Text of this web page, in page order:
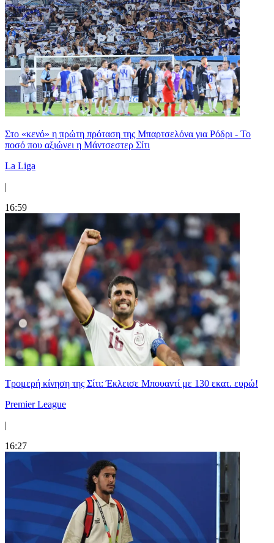
Στο «κενό» η πρώτη πρόταση της Μπαρτσελόνα για Ρόδρι - Το
ποσό που αξιώνει η Μάντσεστερ Σίτι
La Liga
|
16:59
Τρομερή κίνηση της Σίτι: Έκλεισε Μπουαντί με 130 εκατ. ευρώ!
Premier League
|
16:27